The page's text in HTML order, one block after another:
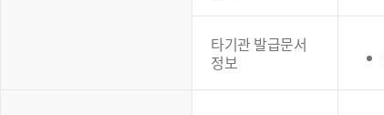
타기관 발급문서
정보